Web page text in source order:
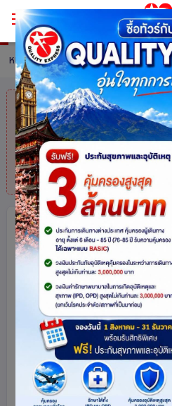
หน้าหลัก ทัวร์ Switzerland รายละเอี
คุณมาช้าไปแล้ว สินค้
ต้องห่วง! สอบถามสิ
โทร.
LIGURIA AND
แสนรัก อิตาลี - สวิตเซ
คืน โดยสายการบิน
สวิตเซอร์แลนด์ อิตาลี
ดูโปรแก